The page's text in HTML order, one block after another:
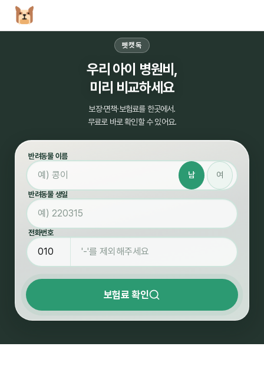
펫캣독
우리 아이 병원비,
미리 비교하세요
보장·면책·보험료를 한곳에서.
무료로 바로 확인할 수 있어요.
반려동물 이름
남 여
반려동물 생일
전화번호
보험료 확인